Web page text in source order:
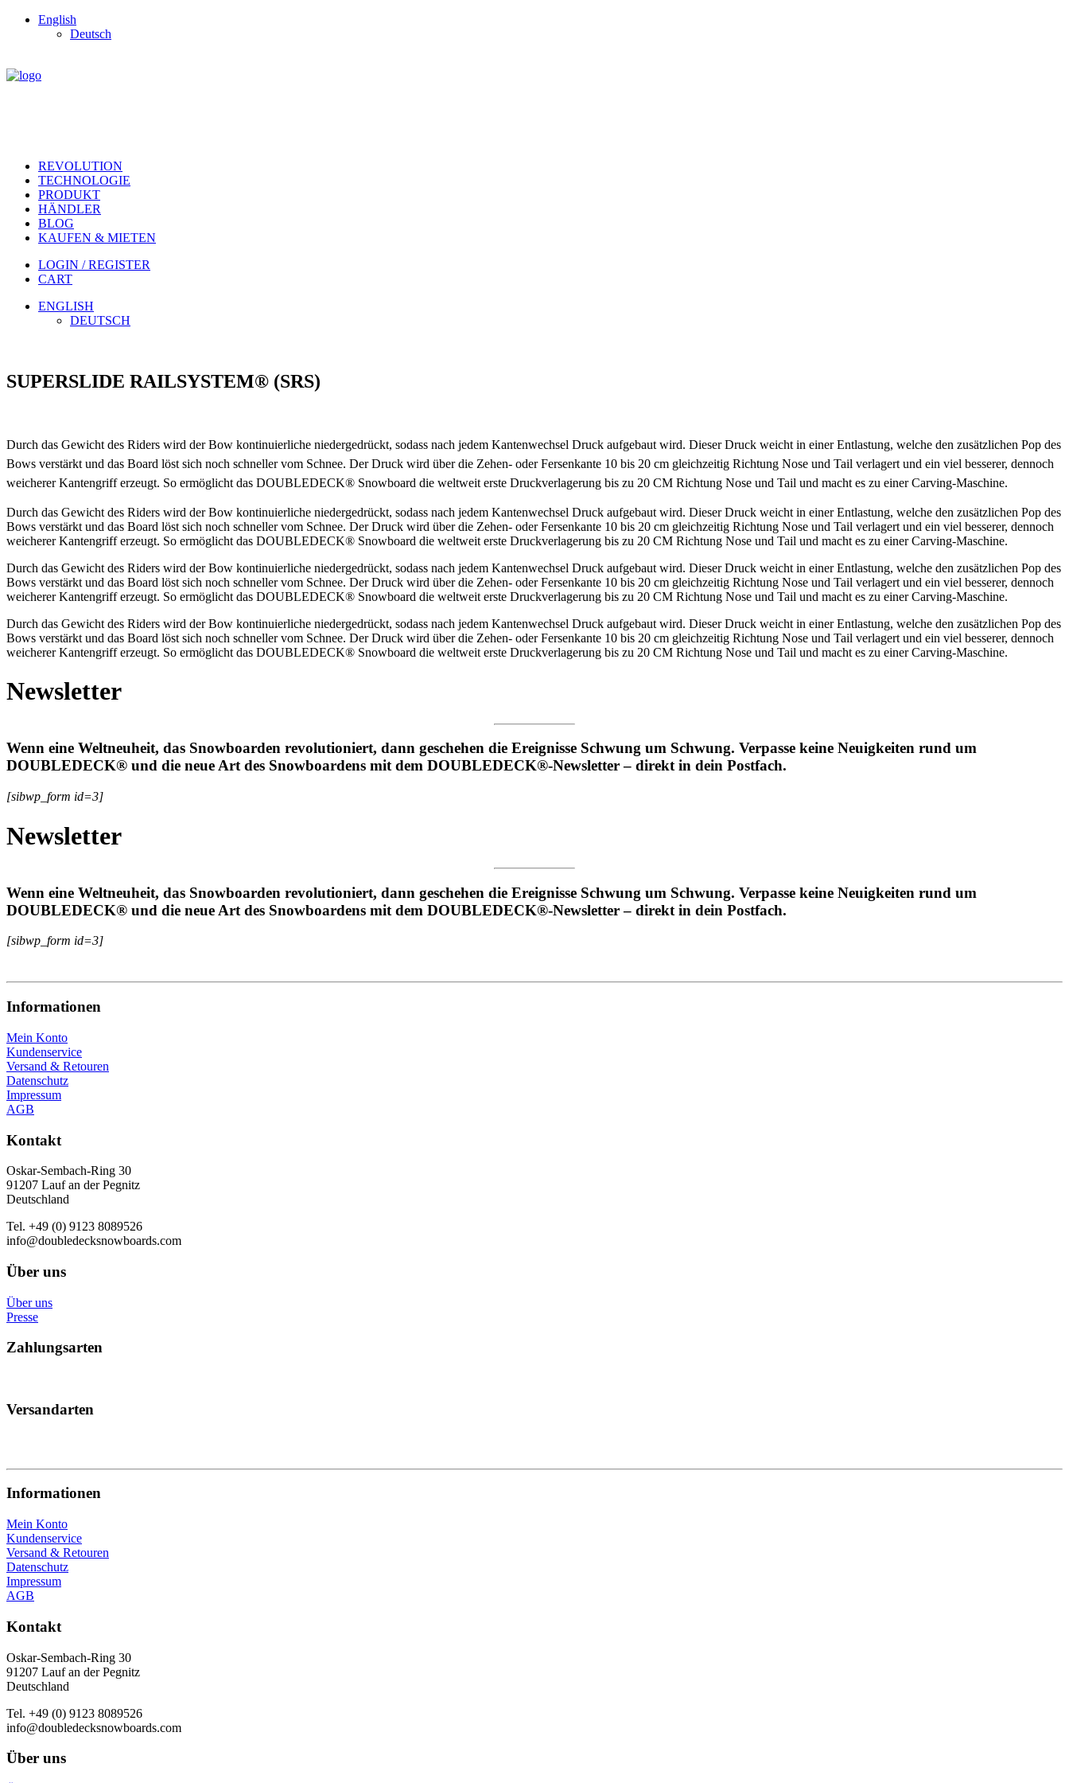
English
Deutsch
REVOLUTION
TECHNOLOGIE
PRODUKT
HÄNDLER
BLOG
KAUFEN & MIETEN
LOGIN / REGISTER
CART
ENGLISH
DEUTSCH
SUPERSLIDE RAILSYSTEM® (SRS)
Durch das Gewicht des Riders wird der Bow kontinuierliche niedergedrückt, sodass nach jedem Kantenwechsel Druck aufgebaut wird. Dieser Druck weicht in einer Entlastung, welche den zusätzlichen Pop des
Bows verstärkt und das Board löst sich noch schneller vom Schnee. Der Druck wird über die Zehen- oder Fersenkante 10 bis 20 cm gleichzeitig Richtung Nose und Tail verlagert und ein viel besserer, dennoch
weicherer Kantengriff erzeugt. So ermöglicht das DOUBLEDECK® Snowboard die weltweit erste Druckverlagerung bis zu 20 CM Richtung Nose und Tail und macht es zu einer Carving-Maschine.
Durch das Gewicht des Riders wird der Bow kontinuierliche niedergedrückt, sodass nach jedem Kantenwechsel Druck aufgebaut wird. Dieser Druck weicht in einer Entlastung, welche den zusätzlichen Pop des
Bows verstärkt und das Board löst sich noch schneller vom Schnee. Der Druck wird über die Zehen- oder Fersenkante 10 bis 20 cm gleichzeitig Richtung Nose und Tail verlagert und ein viel besserer, dennoch
weicherer Kantengriff erzeugt. So ermöglicht das DOUBLEDECK® Snowboard die weltweit erste Druckverlagerung bis zu 20 CM Richtung Nose und Tail und macht es zu einer Carving-Maschine.
Durch das Gewicht des Riders wird der Bow kontinuierliche niedergedrückt, sodass nach jedem Kantenwechsel Druck aufgebaut wird. Dieser Druck weicht in einer Entlastung, welche den zusätzlichen Pop des
Bows verstärkt und das Board löst sich noch schneller vom Schnee. Der Druck wird über die Zehen- oder Fersenkante 10 bis 20 cm gleichzeitig Richtung Nose und Tail verlagert und ein viel besserer, dennoch
weicherer Kantengriff erzeugt. So ermöglicht das DOUBLEDECK® Snowboard die weltweit erste Druckverlagerung bis zu 20 CM Richtung Nose und Tail und macht es zu einer Carving-Maschine.
Durch das Gewicht des Riders wird der Bow kontinuierliche niedergedrückt, sodass nach jedem Kantenwechsel Druck aufgebaut wird. Dieser Druck weicht in einer Entlastung, welche den zusätzlichen Pop des
Bows verstärkt und das Board löst sich noch schneller vom Schnee. Der Druck wird über die Zehen- oder Fersenkante 10 bis 20 cm gleichzeitig Richtung Nose und Tail verlagert und ein viel besserer, dennoch
weicherer Kantengriff erzeugt. So ermöglicht das DOUBLEDECK® Snowboard die weltweit erste Druckverlagerung bis zu 20 CM Richtung Nose und Tail und macht es zu einer Carving-Maschine.
Newsletter
Wenn eine Weltneuheit, das Snowboarden revolutioniert, dann geschehen die Ereignisse Schwung um Schwung. Verpasse keine Neuigkeiten rund um
DOUBLEDECK® und die neue Art des Snowboardens mit dem DOUBLEDECK®-Newsletter – direkt in dein Postfach.
[sibwp_form id=3]
Newsletter
Wenn eine Weltneuheit, das Snowboarden revolutioniert, dann geschehen die Ereignisse Schwung um Schwung. Verpasse keine Neuigkeiten rund um
DOUBLEDECK® und die neue Art des Snowboardens mit dem DOUBLEDECK®-Newsletter – direkt in dein Postfach.
[sibwp_form id=3]
Informationen
Mein Konto
Kundenservice
Versand & Retouren
Datenschutz
Impressum
AGB
Kontakt
Oskar-Sembach-Ring 30
91207 Lauf an der Pegnitz
Deutschland
Tel. +49 (0) 9123 8089526
info@doubledecksnowboards.com
Über uns
Über uns
Presse
Zahlungsarten
Versandarten
Informationen
Mein Konto
Kundenservice
Versand & Retouren
Datenschutz
Impressum
AGB
Kontakt
Oskar-Sembach-Ring 30
91207 Lauf an der Pegnitz
Deutschland
Tel. +49 (0) 9123 8089526
info@doubledecksnowboards.com
Über uns